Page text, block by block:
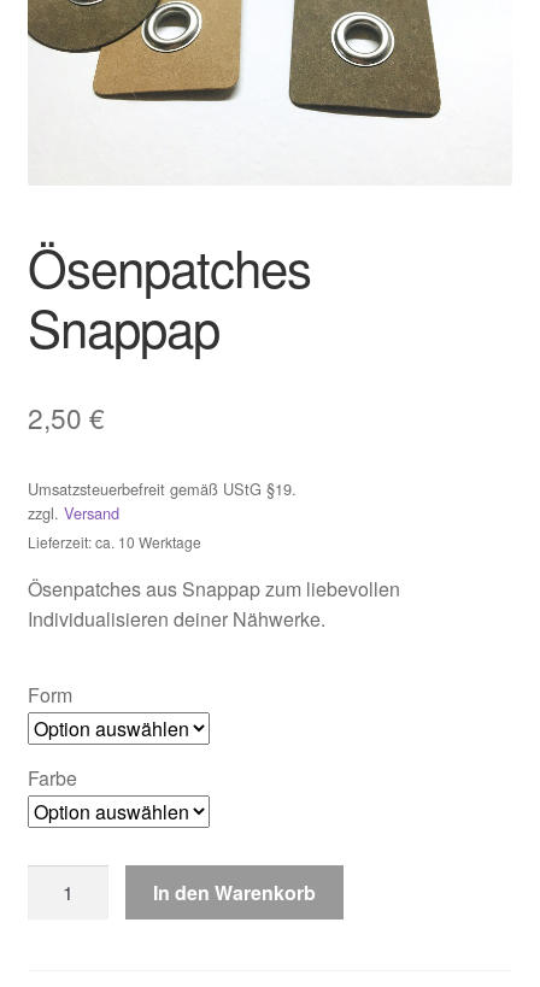
Ösenpatches
Snappap
2,50 €
Umsatzsteuerbefreit gemäß UStG §19.
zzgl. Versand
Lieferzeit: ca. 10 Werktage
Ösenpatches aus Snappap zum liebevollen
Individualisieren deiner Nähwerke.
Form
Farbe
Snappap
In den Warenkorb